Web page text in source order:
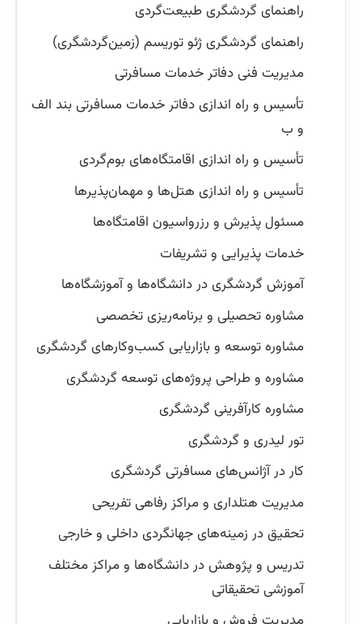
راهنمای گردشگری طبیعت‌گردی
راهنمای گردشگری ژئو توریسم (زمین‌گردشگری)
مدیریت فنی دفاتر خدمات مسافرتی
تأسیس و راه اندازی دفاتر خدمات مسافرتی بند الف
و ب
تأسیس و راه اندازی اقامتگاه‌های بوم‌گردی
تأسیس و راه اندازی هتل‌ها و مهمان‌پذیرها
مسئول پذیرش و رزرواسیون اقامتگاه‌ها
خدمات پذیرایی و تشریفات
آموزش گردشگری در دانشگاه‌ها و آموزشگاه‌ها
مشاوره تحصیلی و برنامه‌ریزی تخصصی
مشاوره توسعه و بازاریابی کسب‌وکارهای گردشگری
مشاوره و طراحی پروژه‌های توسعه گردشگری
مشاوره کارآفرینی گردشگری
تور لیدری و گردشگری
کار در آژانس‌های مسافرتی گردشگری
مدیریت هتلداری و مراکز رفاهی تفریحی
تحقیق در زمینه‌های جهانگردی داخلی و خارجی
تدریس و پژوهش در دانشگاه‌ها و مراکز مختلف
آموزشی تحقیقاتی